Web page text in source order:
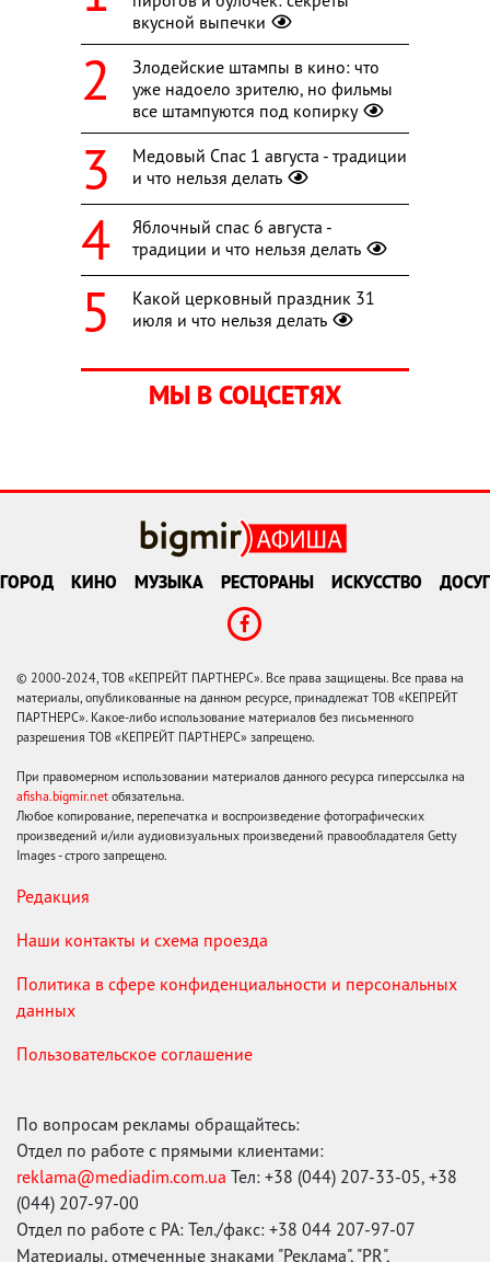
вкусной выпечки
Злодейские штампы в кино: что
уже надоело зрителю, но фильмы
все штампуются под копирку
Медовый Спас 1 августа - традиции
и что нельзя делать
Яблочный спас 6 августа -
традиции и что нельзя делать
Какой церковный праздник 31
июля и что нельзя делать
МЫ В СОЦСЕТЯХ
ГОРОД КИНО МУЗЫКА РЕСТОРАНЫ ИСКУССТВО ДОСУГ
© 2000-2024, ТОВ «КЕПРЕЙТ ПАРТНЕРС». Все права защищены. Все права на
материалы, опубликованные на данном ресурсе, принадлежат ТОВ «КЕПРЕЙТ
ПАРТНЕРС». Какое-либо использование материалов без письменного
разрешения ТОВ «КЕПРЕЙТ ПАРТНЕРС» запрещено.
При правомерном использовании материалов данного ресурса гиперссылка на
afisha.bigmir.net обязательна.
Любое копирование, перепечатка и воспроизведение фотографических
произведений и/или аудиовизуальных произведений правообладателя Getty
Images - строго запрещено.
Редакция
Наши контакты и схема проезда
Политика в сфере конфиденциальности и персональных
данных
Пользовательское соглашение
По вопросам рекламы обращайтесь:
Отдел по работе с прямыми клиентами:
reklama@mediadim.com.ua Тел: +38 (044) 207-33-05, +38
(044) 207-97-00
Отдел по работе с РА: Тел./факс: +38 044 207-97-07
Материалы, отмеченные знаками "Реклама", "PR",